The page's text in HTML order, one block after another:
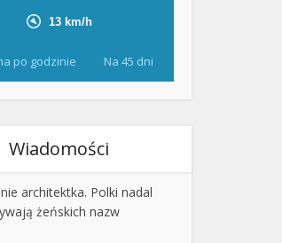
po godzinie Na 45 dni
Wiadomości
architektka. Polki nadal
żeńskich nazw